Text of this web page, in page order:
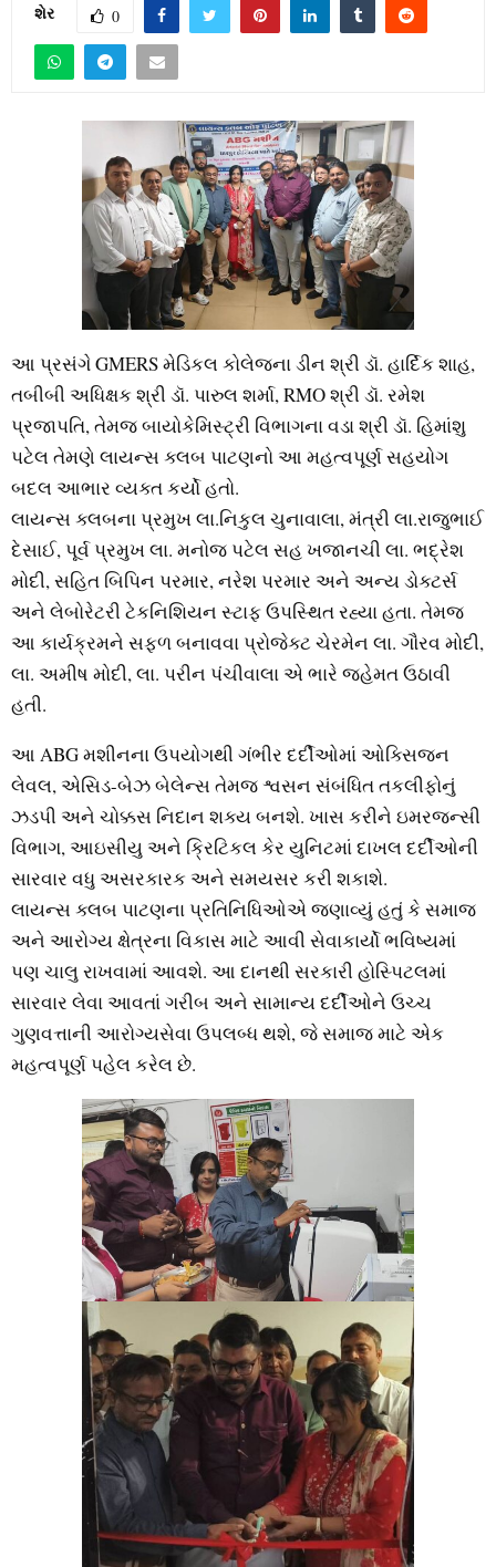
શેર 0
આ પ્રસંગે GMERS મેડિકલ કોલેજના ડીન શ્રી ડૉ. હાર્દિક શાહ,
તબીબી અધિક્ષક શ્રી ડૉ. પારુલ શર્મા, RMO શ્રી ડૉ. રમેશ
પ્રજાપતિ, તેમજ બાયોકેમિસ્ટ્રી વિભાગના વડા શ્રી ડૉ. હિમાંશુ
પટેલ તેમણે લાયન્સ ક્લબ પાટણનો આ મહત્વપૂર્ણ સહયોગ
બદલ આભાર વ્યક્ત કર્યો હતો.
લાયન્સ ક્લબના પ્રમુખ લા.નિકુલ ચુનાવાલા, મંત્રી લા.રાજુભાઈ
દેસાઈ, પૂર્વ પ્રમુખ લા. મનોજ પટેલ સહ ખજાનચી લા. ભદ્રેશ
મોદી, સહિત બિપિન પરમાર, નરેશ પરમાર અને અન્ય ડોક્ટર્સ
અને લેબોરેટરી ટેકનિશિયન સ્ટાફ ઉપસ્થિત રહ્યા હતા. તેમજ
આ કાર્યક્રમને સફળ બનાવવા પ્રોજેક્ટ ચેરમેન લા. ગૌરવ મોદી,
લા. અમીષ મોદી, લા. પરીન પંચીવાલા એ ભારે જહેમત ઉઠાવી
હતી.
આ ABG મશીનના ઉપયોગથી ગંભીર દર્દીઓમાં ઓક્સિજન
લેવલ, એસિડ-બેઝ બેલેન્સ તેમજ શ્વસન સંબંધિત તકલીફોનું
ઝડપી અને ચોક્કસ નિદાન શક્ય બનશે. ખાસ કરીને ઇમરજન્સી
વિભાગ, આઇસીયુ અને ક્રિટિકલ કેર યુનિટમાં દાખલ દર્દીઓની
સારવાર વધુ અસરકારક અને સમયસર કરી શકાશે.
લાયન્સ ક્લબ પાટણના પ્રતિનિધિઓએ જણાવ્યું હતું કે સમાજ
અને આરોગ્ય ક્ષેત્રના વિકાસ માટે આવી સેવાકાર્યો ભવિષ્યમાં
પણ ચાલુ રાખવામાં આવશે. આ દાનથી સરકારી હોસ્પિટલમાં
સારવાર લેવા આવતાં ગરીબ અને સામાન્ય દર્દીઓને ઉચ્ચ
ગુણવત્તાની આરોગ્યસેવા ઉપલબ્ધ થશે, જે સમાજ માટે એક
મહત્વપૂર્ણ પહેલ કરેલ છે.